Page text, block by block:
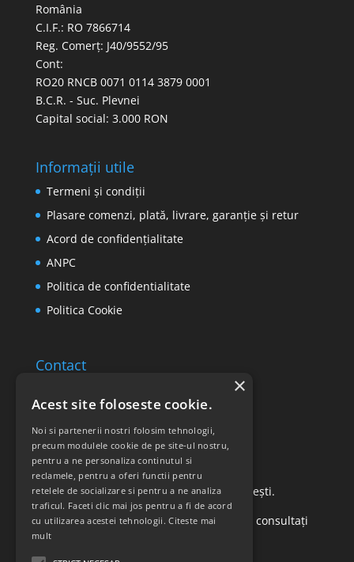
România
C.I.F.: RO 7866714
Reg. Comerț: J40/9552/95
Cont:
RO20 RNCB 0071 0114 3879 0001
B.C.R. - Suc. Plevnei
Capital social: 3.000 RON
Informații utile
Termeni și condiții
Plasare comenzi, plată, livrare, garanție și retur
Acord de confidențialitate
ANPC
Politica de confidentialitate
Politica Cookie
Contact
Retur produse
Str. Vasile Mironiuc nr. 3, Sector 1, București.
Pentru detalii suplimentare, vă rugăm să consultați
politica de returnare a produselor
Acest site foloseste cookie.
Noi si partenerii nostri folosim tehnologii,
precum modulele cookie de pe site-ul nostru,
pentru a ne personaliza continutul si
reclamele, pentru a oferi functii pentru
retelele de socializare si pentru a ne analiza
traficul. Faceti clic mai jos pentru a fi de acord
cu utilizarea acestei tehnologii.Citeste mai
mult
×